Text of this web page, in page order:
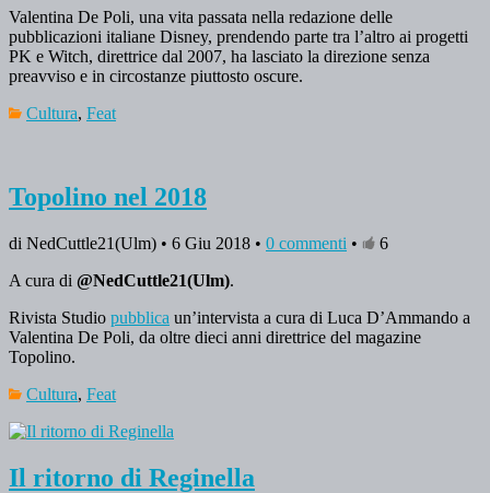
Valentina De Poli, una vita passata nella redazione delle
pubblicazioni italiane Disney, prendendo parte tra l’altro ai progetti
PK e Witch, direttrice dal 2007, ha lasciato la direzione senza
preavviso e in circostanze piuttosto oscure.
Cultura, Feat
Topolino nel 2018
di NedCuttle21(Ulm) • 6 Giu 2018 • 0 commenti •
6
A cura di @NedCuttle21(Ulm).
Rivista Studio pubblica un’intervista a cura di Luca D’Ammando a
Valentina De Poli, da oltre dieci anni direttrice del magazine
Topolino.
Cultura, Feat
Il ritorno di Reginella